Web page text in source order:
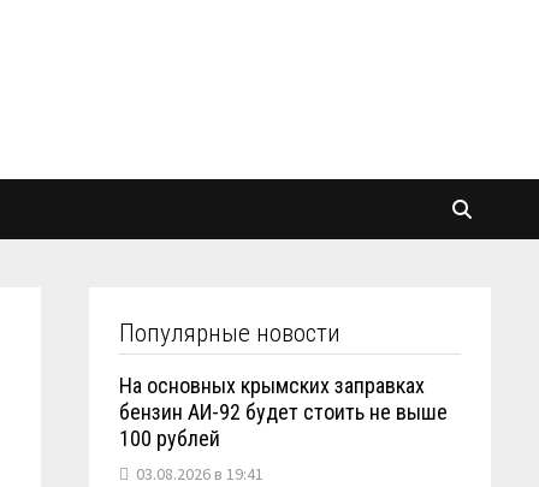
Популярные новости
На основных крымских заправках
бензин АИ-92 будет стоить не выше
100 рублей
03.08.2026 в 19:41